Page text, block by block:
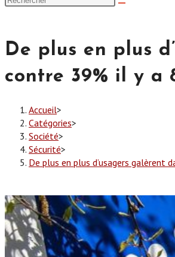
De plus en plus
contre 39% il y a
Accueil>
Catégories>
Société>
Sécurité>
De plus en plus d’usagers galèrent